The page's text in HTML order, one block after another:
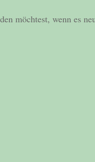
möchtest, wenn es